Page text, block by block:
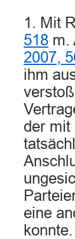
1. Mit
518 m.
2007,
ihm
der mit
eine
konnte.